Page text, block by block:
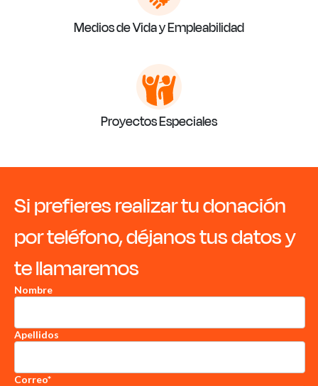
Medios de Vida y Empleabilidad
Proyectos Especiales
Si prefieres realizar tu donación
por teléfono, déjanos tus datos y
te llamaremos
Nombre
Apellidos
Correo*